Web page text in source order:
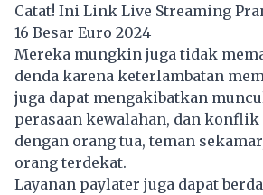
Catat! Ini Link Live Streaming
16 Besar Euro 2024
Mereka mungkin juga tidak
denda karena keterlambatan
juga dapat mengakibatkan
perasaan kewalahan, dan konflik
dengan orang tua, teman
orang terdekat.
Layanan paylater juga dapat